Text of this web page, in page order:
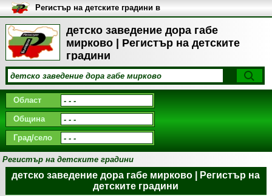
детско заведение дора габе
мирково | Регистър на детските
градини
Регистър на детските градини в
България
Област
Община
Град/село
Регистър на детските градини
детско заведение дора габе мирково | Регистър на
детските градини